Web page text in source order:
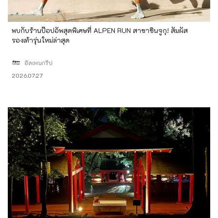
พบกับร้านป๊อปอัพสุดพิเศษที่ ALPEN RUN สาขาชินจูกุ! สัมผัส
รองเท้ารุ่นใหม่ล่าสุด
อัลเพนกรุ๊ป
2026.07.27